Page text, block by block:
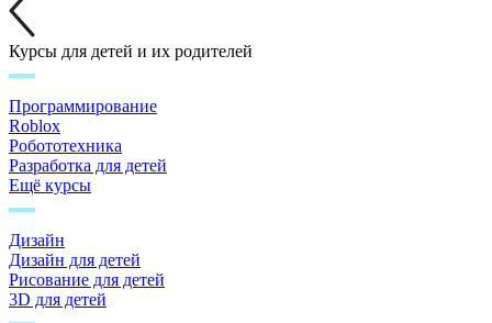
Курсы для детей и их родителей
Программирование
Roblox
Робототехника
Разработка для детей
Ещё курсы
Дизайн
Дизайн для детей
Рисование для детей
3D для детей